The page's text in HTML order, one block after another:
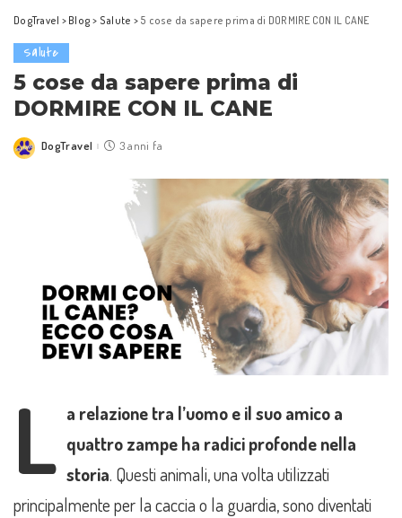
DogTravel > Blog > Salute > 5 cose da sapere prima di DORMIRE CON IL CANE
Salute
5 cose da sapere prima di
DORMIRE CON IL CANE
Posted
DogTravel 3 anni fa
L a relazione tra l’uomo e il suo amico a
quattro zampe ha radici profonde nella
storia. Questi animali, una volta utilizzati
principalmente per la caccia o la guardia, sono diventati